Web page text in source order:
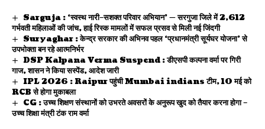
Sarguja : ‘स्वस्थ नारी–सशक्त परिवार अभियान’ — सरगुजा जिले में 2,612
गर्भवती महिलाओं की जांच, हाई रिस्क मामलों में सफल प्रसव से मिली नई जिंदगी
Suryaghar : केन्द्र सरकार की अभिनव पहल ‘प्रधानमंत्री सूर्यघर योजना’ से
उपभोक्ता बन रहे आत्मनिर्भर
DSP Kalpana Verma Suspend : डीएसपी कल्पना वर्मा पर गिरी
गाज, शासन ने किया सस्पेंड, आदेश जारी
IPL 2026 : Raipur पहुंची Mumbai indians टीम, 10 मई को
RCB से होगा मुकाबला
CG : उच्च शिक्षण संस्थानों को उभरते अवसरों के अनुरूप खुद को तैयार करना होगा –
उच्च शिक्षा मंत्री टंक राम वर्मा